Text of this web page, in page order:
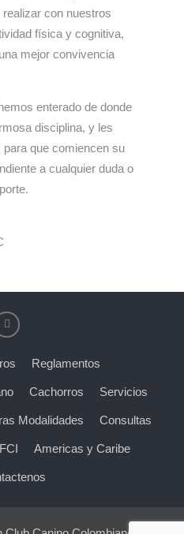
con nuestros
física y cognitiva,
mejor convivencia
enterado de donde
disciplina, y les
que comiencen su
a cualquier duda o
Reglamentos
Cachorros Servicios
Modalidades Consultas
FCI Americas y Caribe